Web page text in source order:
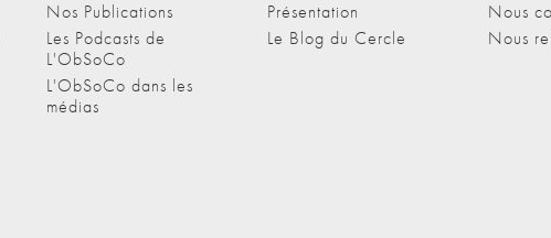
Nos Publications
Les Podcasts de
L'ObSoCo
L'ObSoCo dans les
médias
Présentation
Le Blog du Cercle
Nous
Nous